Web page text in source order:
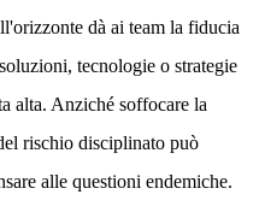
dà ai team la fiducia
tecnologie o strategie
alta. Anziché soffocare la
rischio disciplinato può
alle questioni endemiche.